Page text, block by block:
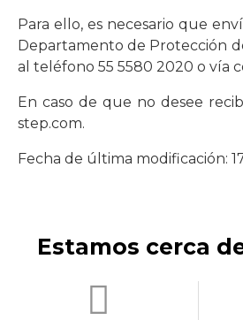
Para ello, es necesario que
Departamento de Protección de
al teléfono 55 5580 2020 o vía
En caso de que no desee
step.com.
Fecha de última modificación:
Estamos cerca